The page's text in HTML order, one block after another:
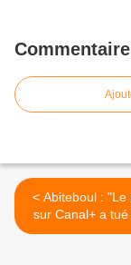
< Abiteboul : "Le passage
sur Canal+ a tué
France"